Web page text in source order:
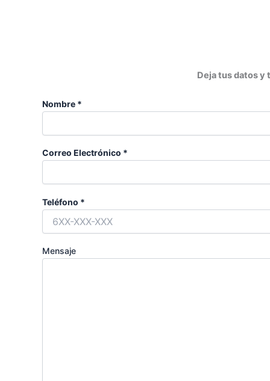
Deja tus datos y
Nombre *
Correo Electrónico *
Teléfono *
Mensaje